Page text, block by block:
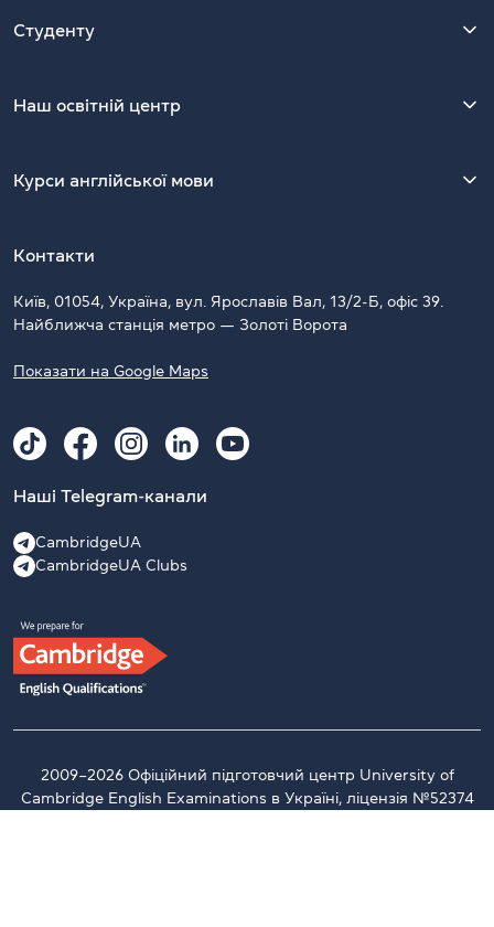
Студенту
Наш освітній центр
Курси англійської мови
Контакти
Київ, 01054, Україна, вул. Ярославів Вал, 13/2-Б, офіс 39.
Найближча станція метро — Золоті Ворота
Показати на Google Maps
Наші Telegram-канали
CambridgeUA
CambridgeUA Clubs
2009–2026 Офіційний підготовчий центр University of
Cambridge English Examinations в Україні, ліцензія №52374